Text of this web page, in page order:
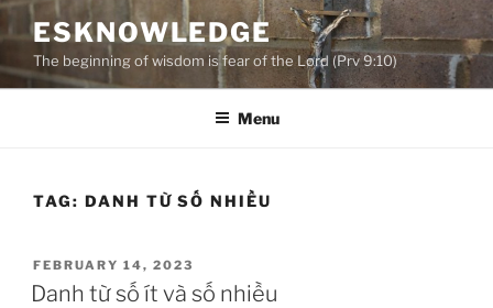
Skip
to
content
ESKNOWLEDGE
The beginning of wisdom is fear of the Lord (Prv 9:10)
Menu
TAG: DANH TỪ SỐ NHIỀU
POSTED
ON
FEBRUARY 14, 2023
Danh từ số ít và số nhiều